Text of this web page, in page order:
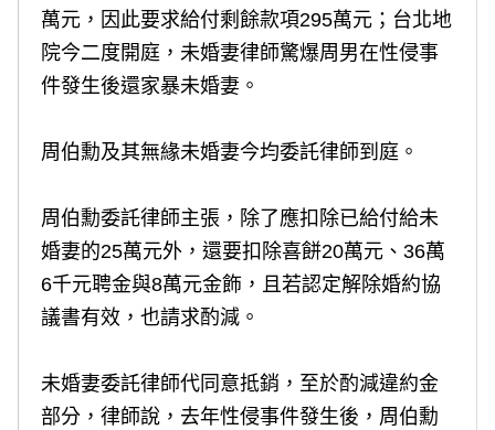
萬元，因此要求給付剩餘款項295萬元；台北地
院今二度開庭，未婚妻律師驚爆周男在性侵事
件發生後還家暴未婚妻。
周伯勳及其無緣未婚妻今均委託律師到庭。
周伯勳委託律師主張，除了應扣除已給付給未
婚妻的25萬元外，還要扣除喜餅20萬元、36萬
6千元聘金與8萬元金飾，且若認定解除婚約協
議書有效，也請求酌減。
未婚妻委託律師代同意抵銷，至於酌減違約金
部分，律師說，去年性侵事件發生後，周伯勳